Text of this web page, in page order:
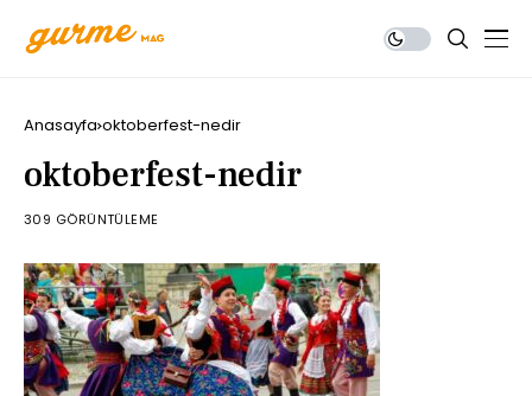
Anasayfa oktoberfest-nedir
oktoberfest-nedir
309 GÖRÜNTÜLEME